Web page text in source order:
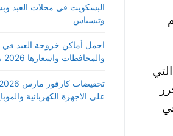
البسكويت في محلات العبد
وتيسباس
اجمل أماكن خروجة العيد في
والمحافظات واسعارها 2026 بالتفصيل
علي الاجهزة الكهربائية